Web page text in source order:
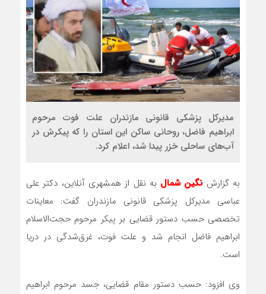
مدیرکل پزشکی قانونی مازندران علت فوت مرحوم
ابراهیم فاضل، روحانی ساکن این استان را که پیکرش در
آب‌های ساحلی خزر پیدا شد، اعلام کرد.
به گزارشنگین شمال به نقل از همشهری آنلاین، دکتر علی
عباسی مدیرکل پزشکی قانونی مازندران گفت: معاینات
تخصصی حسب دستور قضایی بر پیکر مرحوم حجت‌الاسلام
ابراهیم فاضل انجام شد و علت فوت، غرق‌شدگی در دریا
است.
وی افزود: حسب دستور مقام قضایی، جسد مرحوم ابراهیم